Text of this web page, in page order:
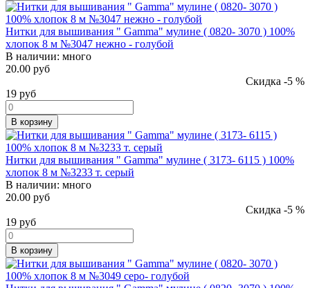
Нитки для вышивания " Gamma" мулине ( 0820- 3070 ) 100%
хлопок 8 м №3047 нежно - голубой
В наличии: много
20.00 руб
Скидка -5 %
19 руб
В корзину
Нитки для вышивания " Gamma" мулине ( 3173- 6115 ) 100%
хлопок 8 м №3233 т. серый
В наличии: много
20.00 руб
Скидка -5 %
19 руб
В корзину